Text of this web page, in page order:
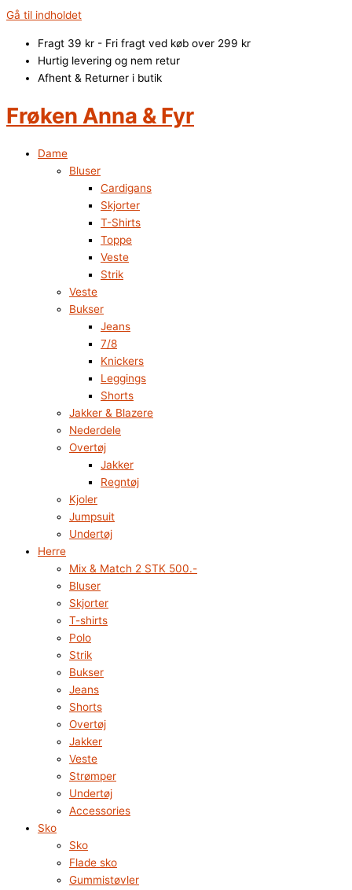
Gå til indholdet
Fragt 39 kr - Fri fragt ved køb over 299 kr
Hurtig levering og nem retur
Afhent & Returner i butik
Frøken Anna & Fyr
Dame
Bluser
Cardigans
Skjorter
T-Shirts
Toppe
Veste
Strik
Veste
Bukser
Jeans
7/8
Knickers
Leggings
Shorts
Jakker & Blazere
Nederdele
Overtøj
Jakker
Regntøj
Kjoler
Jumpsuit
Undertøj
Herre
Mix & Match 2 STK 500.-
Bluser
Skjorter
T-shirts
Polo
Strik
Bukser
Jeans
Shorts
Overtøj
Jakker
Veste
Strømper
Undertøj
Accessories
Sko
Sko
Flade sko
Gummistøvler